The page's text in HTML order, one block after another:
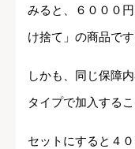
みると、６０００
け捨て」の商品です
しかも、同じ保障
タイプで加入する
セットにすると４